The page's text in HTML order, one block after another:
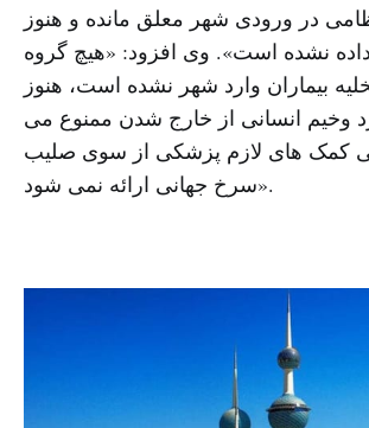
در ورودی شهر معلق مانده و هنوز
داده نشده است». وی افزود: «هیچ گروه
بیماران وارد شهر نشده است، هنوز
وخیم انسانی از خارج شدن ممنوع می
کمک های لازم پزشکی از سوی صلیب
سرخ جهانی ارائه نمی شود».